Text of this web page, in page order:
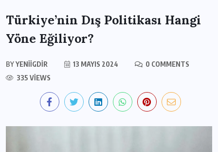
Türkiye’nin Dış Politikası Hangi
Yöne Eğiliyor?
BYYENIIGDIR 13 MAYIS 2024
0 COMMENTS
335 VIEWS